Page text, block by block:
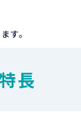
す。
長